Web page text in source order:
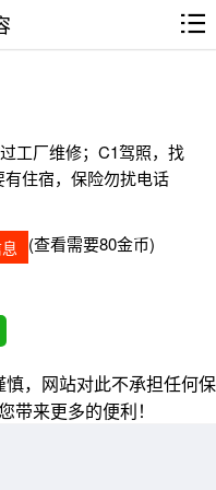
工厂维修；C1驾照，找
住宿，保险勿扰电话
(查看需要80金币)
，网站对此不承担任何保
带来更多的便利！